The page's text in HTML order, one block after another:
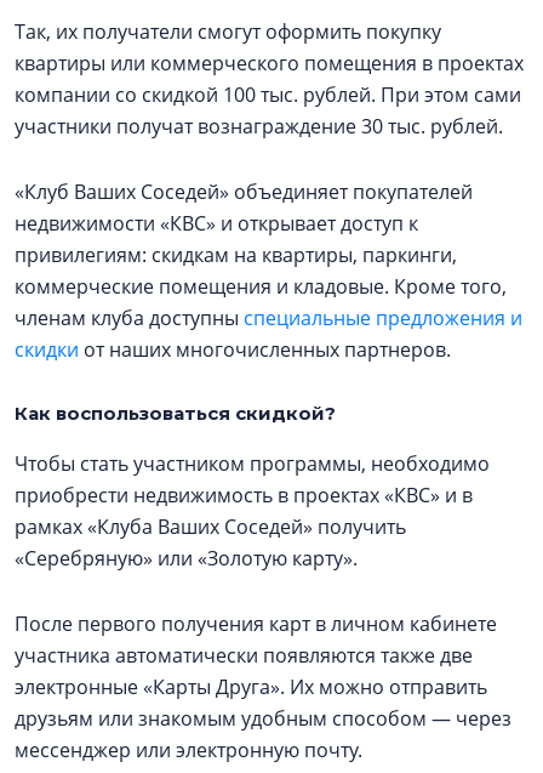
Так, их получатели смогут оформить покупку
квартиры или коммерческого помещения в проектах
компании со скидкой 100 тыс. рублей. При этом сами
участники получат вознаграждение 30 тыс. рублей.
«Клуб Ваших Соседей» объединяет покупателей
недвижимости «КВС» и открывает доступ к
привилегиям: скидкам на квартиры, паркинги,
коммерческие помещения и кладовые. Кроме того,
членам клуба доступны специальные предложения и
скидки от наших многочисленных партнеров.
Как воспользоваться скидкой?
Чтобы стать участником программы, необходимо
приобрести недвижимость в проектах «КВС» и в
рамках «Клуба Ваших Соседей» получить
«Серебряную» или «Золотую карту».
После первого получения карт в личном кабинете
участника автоматически появляются также две
электронные «Карты Друга». Их можно отправить
друзьям или знакомым удобным способом — через
мессенджер или электронную почту.